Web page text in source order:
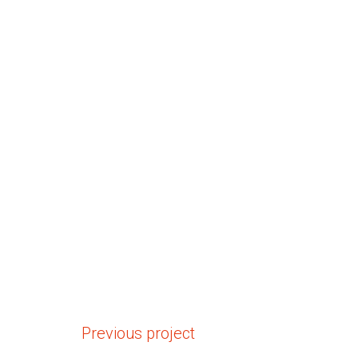
Previous project